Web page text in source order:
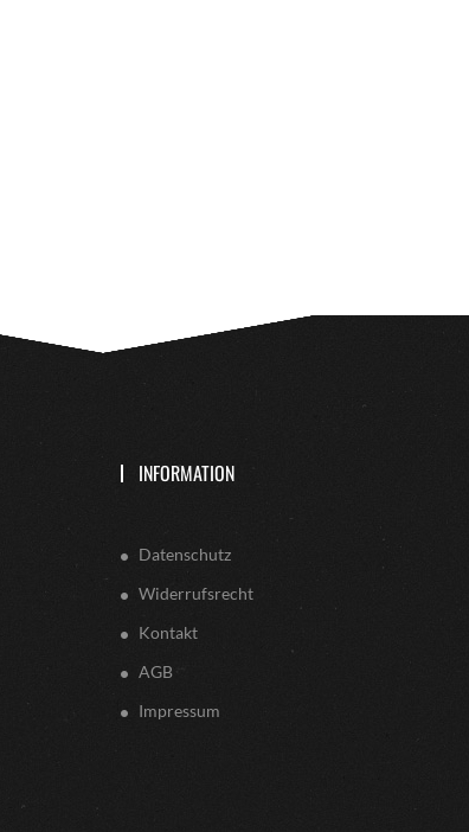
INFORMATION
Datenschutz
Widerrufsrecht
Kontakt
AGB
Impressum